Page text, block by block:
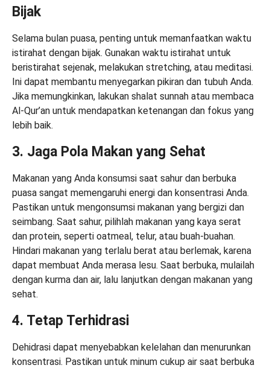
Bijak
Selama bulan puasa, penting untuk memanfaatkan waktu
istirahat dengan bijak. Gunakan waktu istirahat untuk
beristirahat sejenak, melakukan stretching, atau meditasi.
Ini dapat membantu menyegarkan pikiran dan tubuh Anda.
Jika memungkinkan, lakukan shalat sunnah atau membaca
Al-Qur’an untuk mendapatkan ketenangan dan fokus yang
lebih baik.
3. Jaga Pola Makan yang Sehat
Makanan yang Anda konsumsi saat sahur dan berbuka
puasa sangat memengaruhi energi dan konsentrasi Anda.
Pastikan untuk mengonsumsi makanan yang bergizi dan
seimbang. Saat sahur, pilihlah makanan yang kaya serat
dan protein, seperti oatmeal, telur, atau buah-buahan.
Hindari makanan yang terlalu berat atau berlemak, karena
dapat membuat Anda merasa lesu. Saat berbuka, mulailah
dengan kurma dan air, lalu lanjutkan dengan makanan yang
sehat.
4. Tetap Terhidrasi
Dehidrasi dapat menyebabkan kelelahan dan menurunkan
konsentrasi. Pastikan untuk minum cukup air saat berbuka